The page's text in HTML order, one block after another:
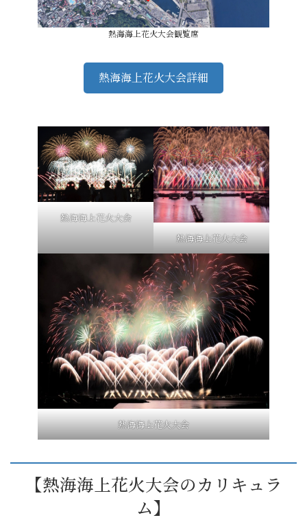
熱海海上花火大会観覧席
熱海海上花火大会詳細
熱海海上花火大会
熱海海上花火大会
熱海海上花火大会
【熱海海上花火大会のカリキュラ
ム】